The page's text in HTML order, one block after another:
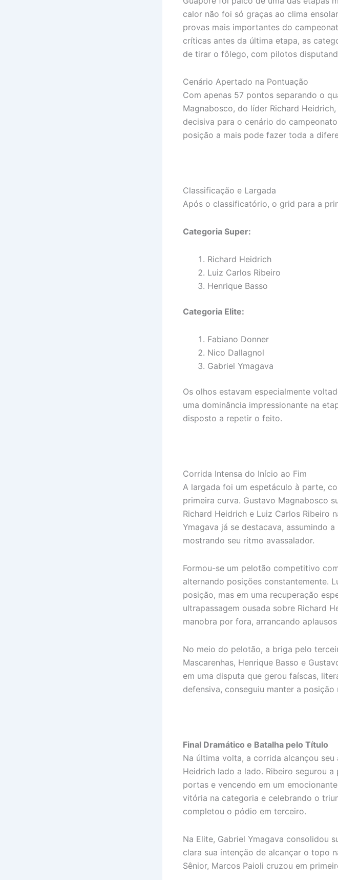
calor não foi só graças ao clima
provas mais importantes do
críticas antes da última etapa, as
de tirar o fôlego, com pilotos
Cenário Apertado na Pontuação
Com apenas 57 pontos separando o
Magnabosco, do líder Richard
decisiva para o cenário do
posição a mais pode fazer toda a
Classificação e Largada
Após o classificatório, o grid para a
Categoria Super:
Richard Heidrich
Luiz Carlos Ribeiro
Henrique Basso
Categoria Elite:
Fabiano Donner
Nico Dallagnol
Gabriel Ymagava
Os olhos estavam especialmente
uma dominância impressionante na
disposto a repetir o feito.
Corrida Intensa do Início ao Fim
A largada foi um espetáculo à parte,
primeira curva. Gustavo Magnabosco
Richard Heidrich e Luiz Carlos Ribeiro
Ymagava já se destacava, assumindo
mostrando seu ritmo avassalador.
Formou-se um pelotão competitivo
alternando posições constantemente.
posição, mas em uma recuperação
ultrapassagem ousada sobre Richard
manobra por fora, arrancando
No meio do pelotão, a briga pelo
Mascarenhas, Henrique Basso e
em uma disputa que gerou faíscas,
defensiva, conseguiu manter a
Final Dramático e Batalha pelo Título
Na última volta, a corrida alcançou
Heidrich lado a lado. Ribeiro segurou
portas e vencendo em um
vitória na categoria e celebrando o
completou o pódio em terceiro.
Na Elite, Gabriel Ymagava consolidou
clara sua intenção de alcançar o topo
Sênior, Marcos Paioli cruzou em